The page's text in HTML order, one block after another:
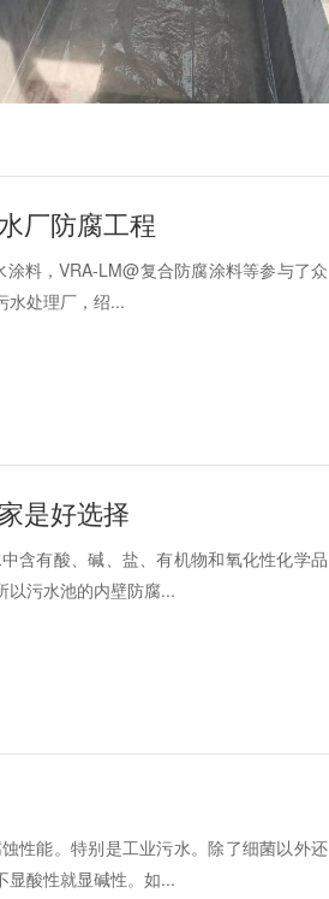
厂防腐工程
料，VRA-LM@复合防腐涂料等参与了众
水处理厂，绍...
是好选择
含有酸、碱、盐、有机物和氧化性化学品
以污水池的内壁防腐...
性能。特别是工业污水。除了细菌以外还
显酸性就显碱性。如...